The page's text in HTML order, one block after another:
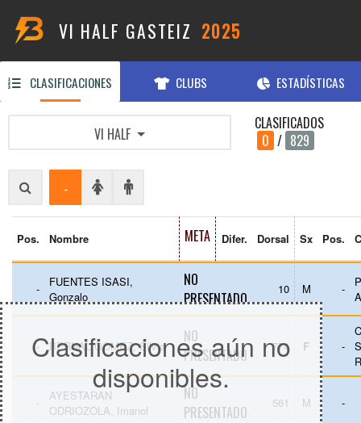
VI HALF GASTEIZ 2025
CLASIFICACIONES CLUBS ESTADÍSTICAS
VI HALF
CLASIFICADOS
0 / 829
-
Clasificaciones aún no
disponibles.
Pos. Nombre META Difer. Dorsal Sx Pos.
-
FUENTES ISASI,
Gonzalo
NO
PRESENTADO
10 M -
- BERNAL GOMEZ, Silvia
NO
PRESENTADO
774 F -
-
AYESTARAN
ODRIOZOLA, Imanol
NO
PRESENTADO
561 M -